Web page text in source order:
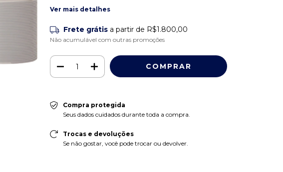
Ver mais detalhes
Frete grátis a partir de R$1.800,00
Não acumulável com outras promoções
Compra protegida
Seus dados cuidados durante toda a compra.
Trocas e devoluções
Se não gostar, você pode trocar ou devolver.